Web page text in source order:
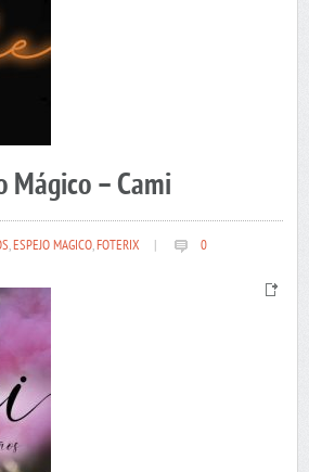
Mágico – Cami
,ESPEJO MAGICO,FOTERIX 0